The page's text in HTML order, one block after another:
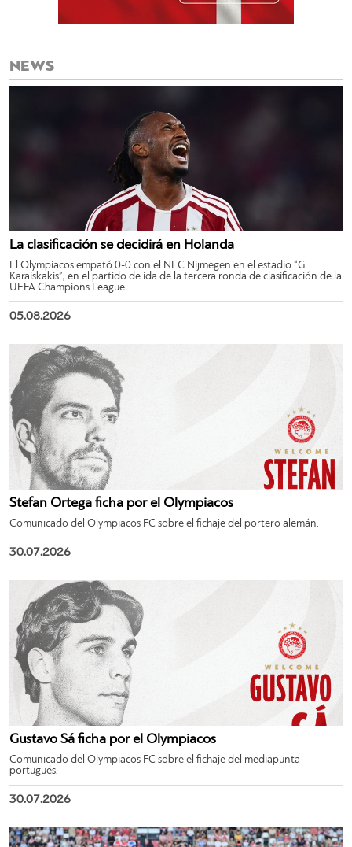
NEWS
La clasificación se decidirá en Holanda
El Olympiacos empató 0-0 con el NEC Nijmegen en el estadio “G.
Karaiskakis”, en el partido de ida de la tercera ronda de clasificación de la
UEFA Champions League.
05.08.2026
Stefan Ortega ficha por el Olympiacos
Comunicado del Olympiacos FC sobre el fichaje del portero alemán.
30.07.2026
Gustavo Sá ficha por el Olympiacos
Comunicado del Olympiacos FC sobre el fichaje del mediapunta
portugués.
30.07.2026